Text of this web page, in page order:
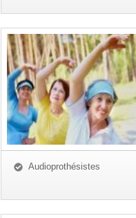
Audioprothésistes